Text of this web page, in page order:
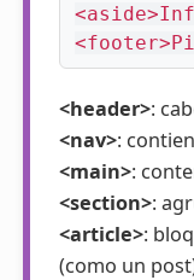
<header>:
<nav>:
<main>:
<section>:
<article>:
(como un